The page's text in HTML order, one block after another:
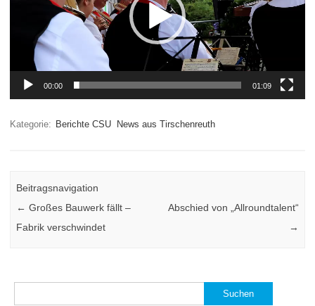
00:00 01:09
Kategorie: Berichte CSU News aus Tirschenreuth
Beitragsnavigation
← Großes Bauwerk fällt –
Fabrik verschwindet
Abschied von „Allroundtalent“
→